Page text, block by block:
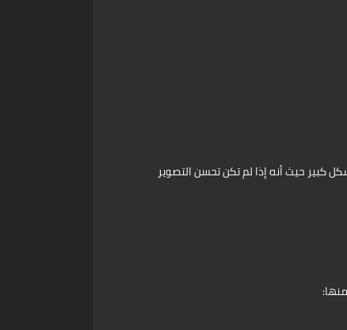
كبير حيث أنه إذا لم تكن تحسن التصوير